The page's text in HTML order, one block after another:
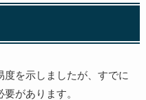
を示しましたが、すでに
があります。